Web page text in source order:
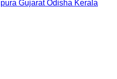
Gujarat Odisha Kerala